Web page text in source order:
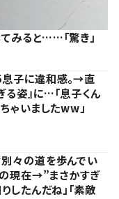
みると……「驚き」
子に違和感。→直
る姿』に…「息子くん
ゃいましたww」
々の道を歩んでい
現在→”まさかすぎ
したんだね」「素敵